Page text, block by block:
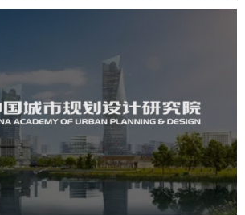
市规划设计研究院
品牌官网 网站建设 网站设计